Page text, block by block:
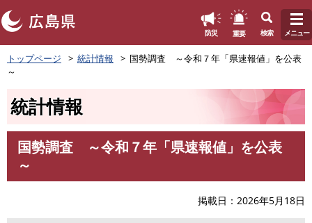
ペ
ー
ジ
防災 重要 検索 メニュー
トップページ 統計情報
国勢調査 ～令和７年「県速報値」を公表
～
統計情報
国勢調査 ～令和７年「県速報値」を公表
～
掲載日 2026年5月18日